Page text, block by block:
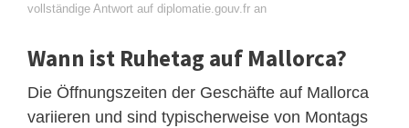
vollständige Antwort auf diplomatie.gouv.fr an
Wann ist Ruhetag auf Mallorca?
Die Öffnungszeiten der Geschäfte auf Mallorca
variieren und sind typischerweise von Montags